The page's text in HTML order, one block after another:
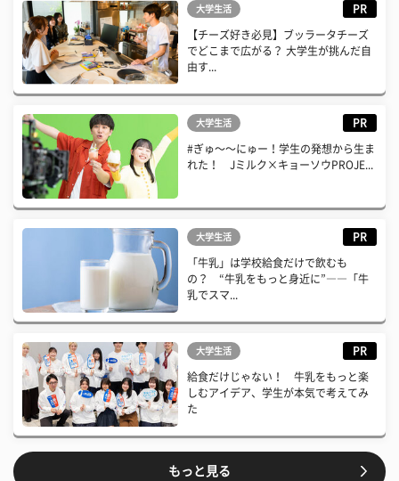
大学生活 PR
【チーズ好き必見】ブッラータチーズ
でどこまで広がる？ 大学生が挑んだ自
由す...
大学生活 PR
#ぎゅ〜〜にゅー！学生の発想から生ま
れた！ Jミルク×キョーソウPROJE...
大学生活 PR
「牛乳」は学校給食だけで飲むも
の？ “牛乳をもっと身近に”――「牛
乳でスマ...
大学生活 PR
給食だけじゃない！ 牛乳をもっと楽
しむアイデア、学生が本気で考えてみ
た
もっと見る